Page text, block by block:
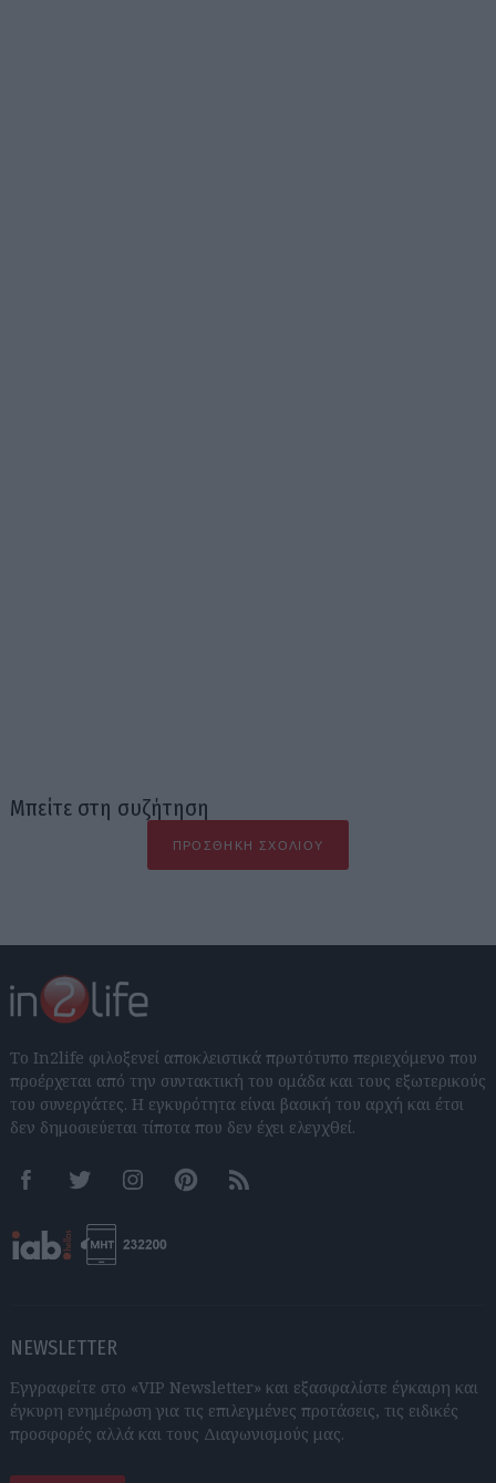
Μπείτε στη συζήτηση
ΠΡΟΣΘΉΚΗ ΣΧΟΛΊΟΥ
Το In2life φιλοξενεί αποκλειστικά πρωτότυπο περιεχόμενο που
προέρχεται από την συντακτική του ομάδα και τους εξωτερικούς
του συνεργάτες. Η εγκυρότητα είναι βασική του αρχή και έτσι
δεν δημοσιεύεται τίποτα που δεν έχει ελεγχθεί.
FacebookTwitter InstagramPinterestRSS feeds
NEWSLETTER
Εγγραφείτε στο «VIP Newsletter» και εξασφαλίστε έγκαιρη και
έγκυρη ενημέρωση για τις επιλεγμένες προτάσεις, τις ειδικές
προσφορές αλλά και τους Διαγωνισμούς μας.